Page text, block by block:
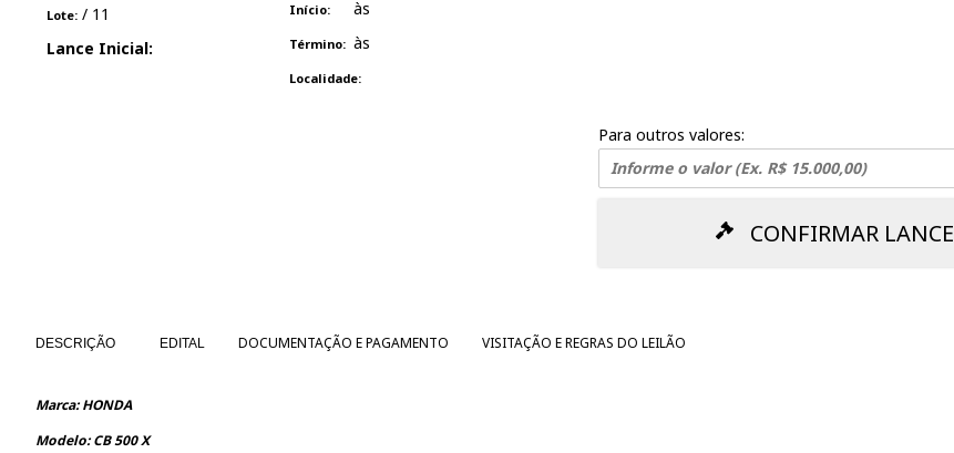
Lote: / 11
Lance Inicial:
Início: às
Término: às
Localidade:
Para outros valores:
CONFIRMAR LANCE
DESCRIÇÃO EDITAL DOCUMENTAÇÃO E PAGAMENTO VISITAÇÃO E REGRAS DO LEILÃO
Marca: HONDA
Modelo: CB 500 X